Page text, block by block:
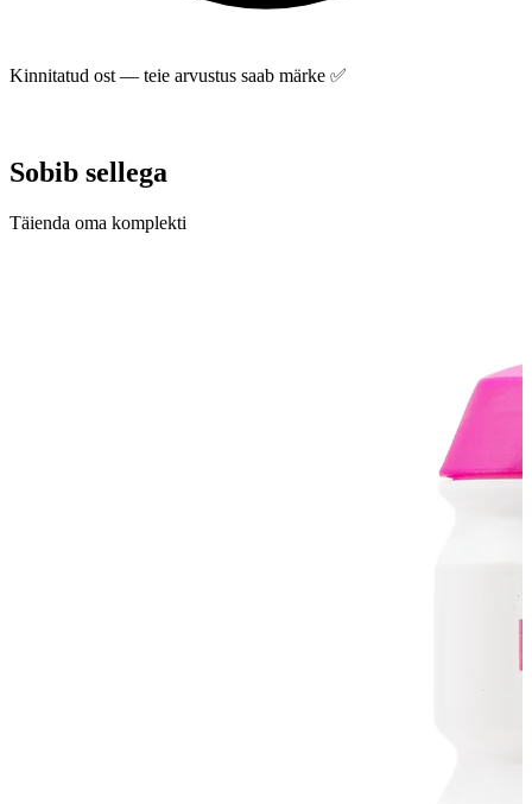
Kinnitatud ost — teie arvustus saab märke ✅
Sobib sellega
Täienda oma komplekti